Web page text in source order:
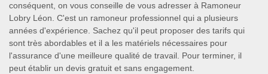
conséquent, on vous conseille de vous adresser à Ramoneur
Lobry Léon. C'est un ramoneur professionnel qui a plusieurs
années d'expérience. Sachez qu'il peut proposer des tarifs qui
sont très abordables et il a les matériels nécessaires pour
l'assurance d'une meilleure qualité de travail. Pour terminer, il
peut établir un devis gratuit et sans engagement.